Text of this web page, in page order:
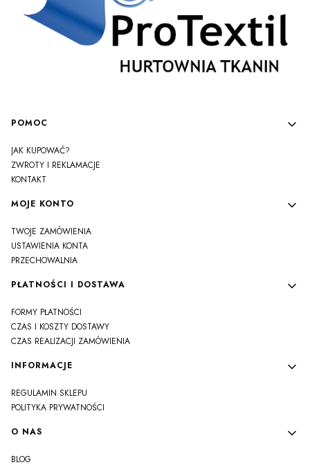
Linki w stopce
POMOC
JAK KUPOWAĆ?
ZWROTY I REKLAMACJE
KONTAKT
MOJE KONTO
TWOJE ZAMÓWIENIA
USTAWIENIA KONTA
PRZECHOWALNIA
PŁATNOŚCI I DOSTAWA
FORMY PŁATNOŚCI
CZAS I KOSZTY DOSTAWY
CZAS REALIZACJI ZAMÓWIENIA
INFORMACJE
REGULAMIN SKLEPU
POLITYKA PRYWATNOŚCI
O NAS
BLOG